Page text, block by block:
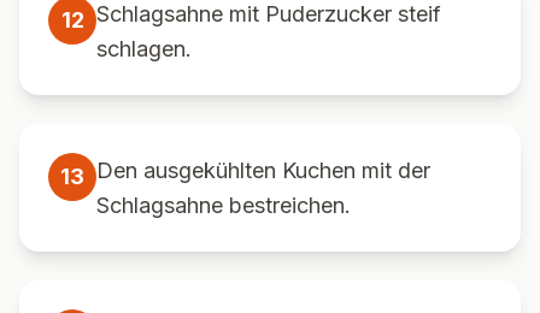
12 Schlagsahne mit Puderzucker steif
schlagen.
13
Den ausgekühlten Kuchen mit der
Schlagsahne bestreichen.